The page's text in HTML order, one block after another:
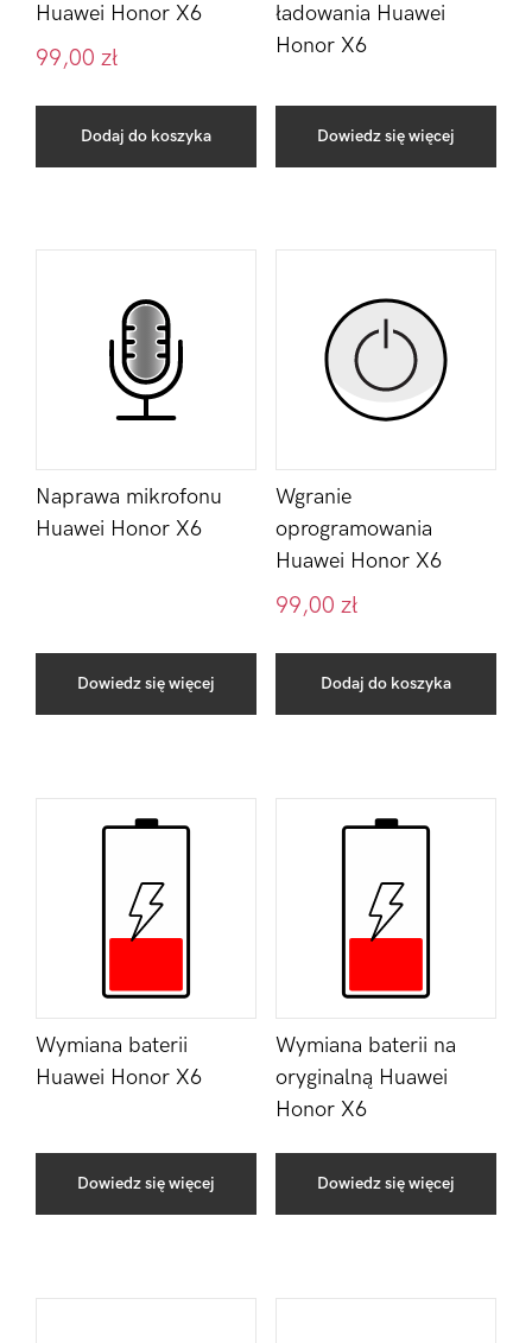
Huawei Honor X6
99,00 zł
Dodaj do koszyka
ładowania Huawei
Honor X6
Dowiedz się więcej
Naprawa mikrofonu
Huawei Honor X6
Dowiedz się więcej
Wgranie
oprogramowania
Huawei Honor X6
99,00 zł
Dodaj do koszyka
Wymiana baterii
Huawei Honor X6
Dowiedz się więcej
Wymiana baterii na
oryginalną Huawei
Honor X6
Dowiedz się więcej